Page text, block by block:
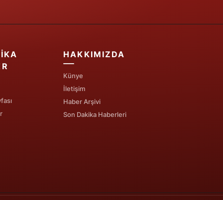
HAKKIMIZDA
Künye
İletişim
Haber Arşivi
Son Dakika Haberleri